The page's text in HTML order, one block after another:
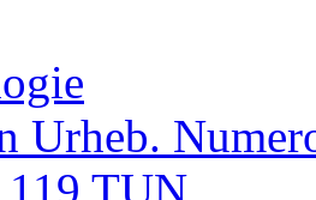
Urheb.
119 TUN